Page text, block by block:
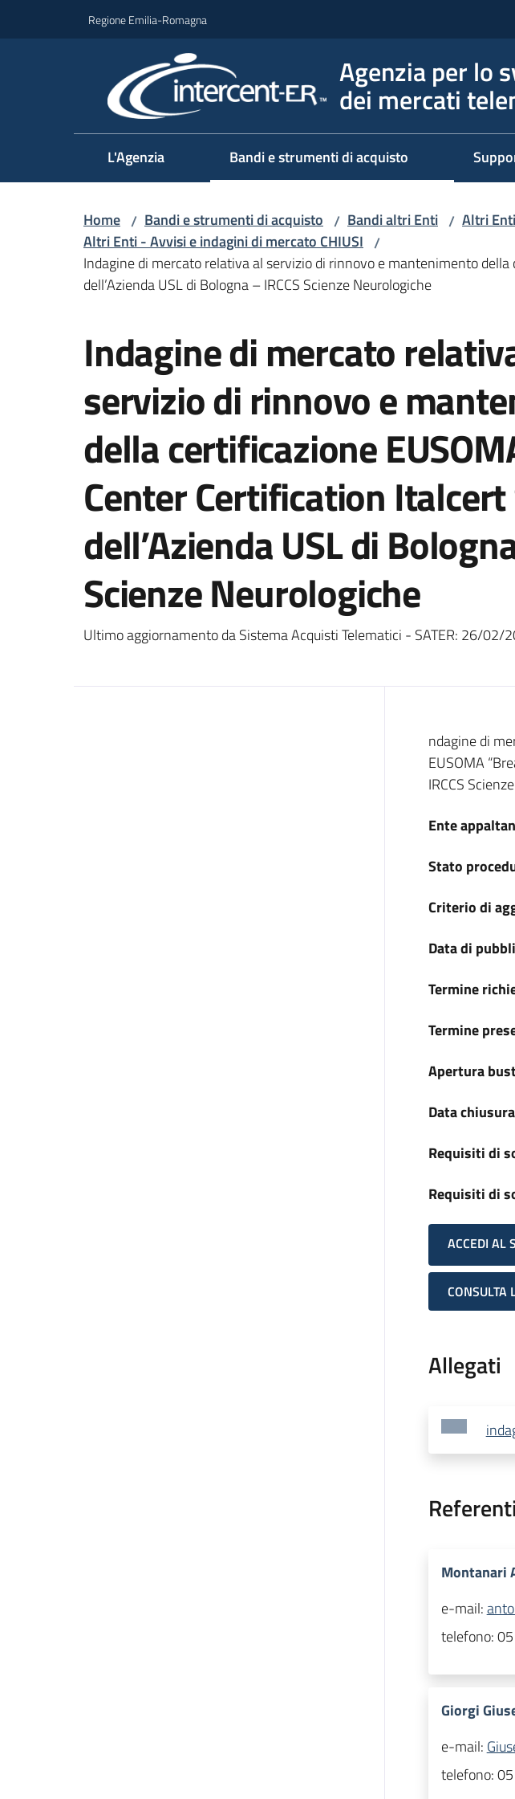
Regione Emilia-Romagna
Agenzia per lo
dei mercati
L'Agenzia Bandi e strumenti di acquisto
Home / Bandi e strumenti di acquisto / Bandi altri Enti / Altri
Altri Enti - Avvisi e indagini di mercato CHIUSI /
Indagine di mercato relativa al servizio di rinnovo e mantenimento
dell’Azienda USL di Bologna – IRCCS Scienze Neurologiche
Indagine di mercato
servizio di rinnovo e
della certificazione
Center Certification Italcert
dell’Azienda USL di
Scienze Neurologiche
Ultimo aggiornamento da Sistema Acquisti Telematici - SATER: 26/02/
Dati del
ndagine di
EUSOMA
IRCCS
Ente
Stato
Criterio di
Data di
Termine
Termine
Apertura
Data
Requisiti di
Requisiti di
ACCEDI AL
CONSULTA
Allegati
Referenti
Montanari
e-mail:
telefono:
Giorgi
e-mail:
telefono: